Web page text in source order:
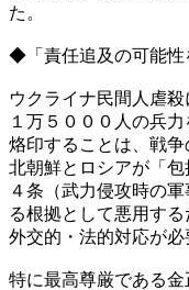
た。
◆「責任追及の可能性
ウクライナ民間人虐
１万５０００人の兵
烙印することは、戦争
北朝鮮とロシアが「
４条（武力侵攻時の
る根拠として悪用す
外交的・法的対応が必
特に最高尊厳である金